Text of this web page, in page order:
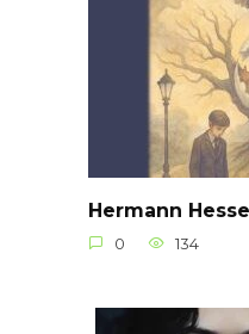
Hermann
0 134